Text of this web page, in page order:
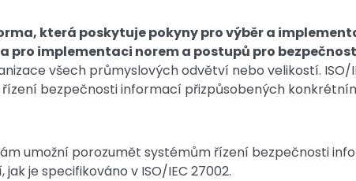
která poskytuje pokyny pro výběr a
pro implementaci norem a postupů pro bezpečnost
všech průmyslových odvětví nebo velikostí. ISO/
bezpečnosti informací přizpůsobených
umožní porozumět systémům řízení bezpečnosti
je specifikováno v ISO/IEC 27002.